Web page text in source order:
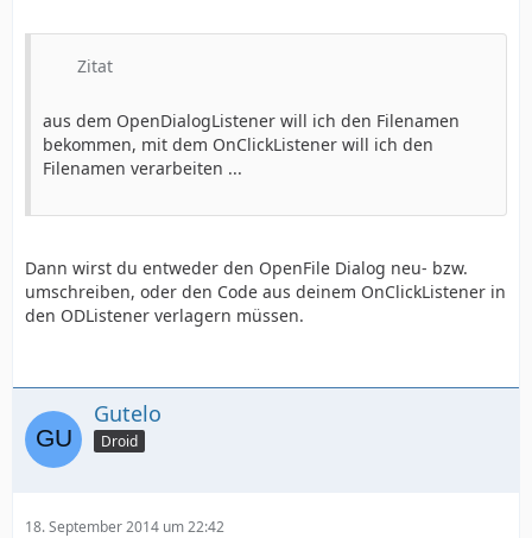
Zitat
aus dem OpenDialogListener will ich den Filenamen
bekommen, mit dem OnClickListener will ich den
Filenamen verarbeiten ...
Dann wirst du entweder den OpenFile Dialog neu- bzw.
umschreiben, oder den Code aus deinem OnClickListener in
den ODListener verlagern müssen.
Gutelo
Droid
18. September 2014 um 22:42